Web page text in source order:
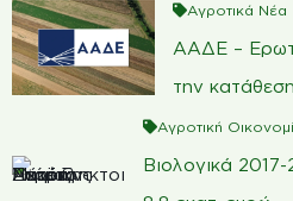
Αγροτικά Νέα
ΑΑΔΕ –
την
Αγροτική
Βιολογικά